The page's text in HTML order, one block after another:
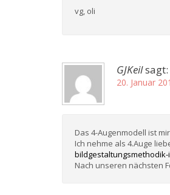
vg, oli
GJKeilsagt:
20. Januar
Das 4-Augenmodell ist
Ich nehme als 4.Auge
Nach unseren nächsten